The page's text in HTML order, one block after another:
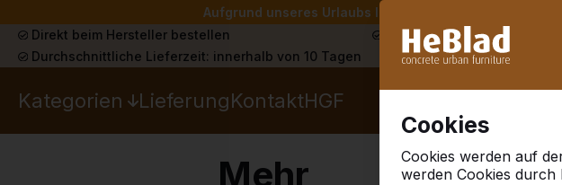
Aufgrund unseres Urlaubs liefern wir von Woche 31
Cookies
Cookies werden auf
werden Cookies
Direkt beim Hersteller bestellen Schon mehr als 30.000
Durchschnittliche Lieferzeit: innerhalb von 10 Tagen
Kategorien LieferungKontaktHGF
Mehr